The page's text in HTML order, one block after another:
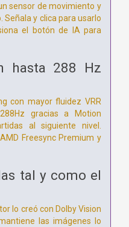
sensor de movimiento y
y clica para usarlo
el botón de IA para
hasta 288 Hz
con mayor fluidez VRR
gracias a Motion
al siguiente nivel.
Freesync Premium y
tal y como el
lo creó con Dolby Vision
las imágenes lo